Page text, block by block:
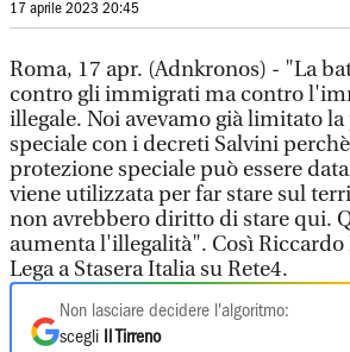
17 aprile 2023 20:45
Roma, 17 apr. (Adnkronos) - "La
contro gli immigrati ma contro
illegale. Noi avevamo già limitato
speciale con i decreti Salvini
protezione speciale può essere
viene utilizzata per far stare sul
non avrebbero diritto di stare qui.
aumenta l'illegalità". Così
Lega a Stasera Italia su Rete4.
Non lasciare decidere l'algoritmo:
scegli
Il Tirreno